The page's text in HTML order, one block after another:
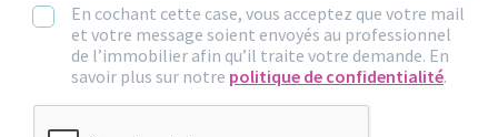
En cochant cette case, vous acceptez que votre mail
et votre message soient envoyés au professionnel
de l’immobilier afin qu’il traite votre demande. En
savoir plus sur notre politique de confidentialité.
CAPTCHA